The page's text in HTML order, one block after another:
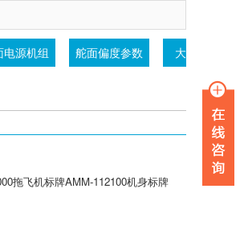
电源机组 舵面偏度参数 大气透射仪
拖飞机标牌AMM-112100机身标牌